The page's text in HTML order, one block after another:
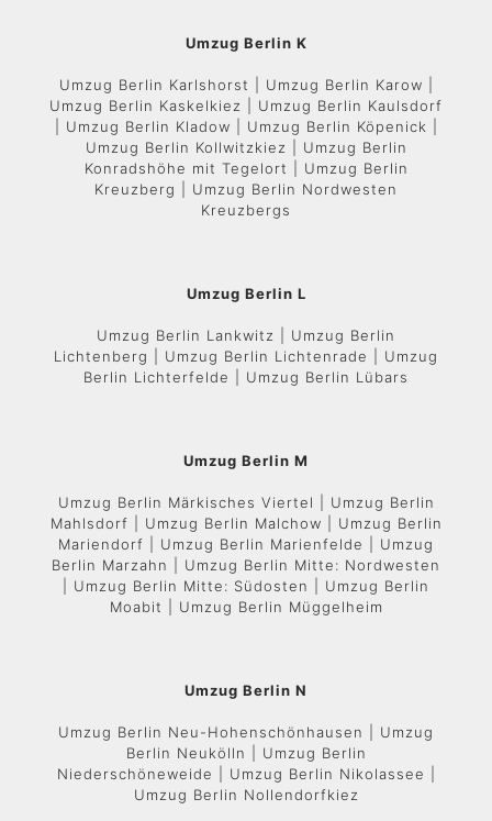
Umzug Berlin K
Umzug Berlin Karlshorst | Umzug Berlin Karow |
Umzug Berlin Kaskelkiez | Umzug Berlin Kaulsdorf
| Umzug Berlin Kladow | Umzug Berlin Köpenick |
Umzug Berlin Kollwitzkiez | Umzug Berlin
Konradshöhe mit Tegelort | Umzug Berlin
Kreuzberg | Umzug Berlin Nordwesten
Kreuzbergs
Umzug Berlin L
Umzug Berlin Lankwitz | Umzug Berlin
Lichtenberg | Umzug Berlin Lichtenrade | Umzug
Berlin Lichterfelde | Umzug Berlin Lübars
Umzug Berlin M
Umzug Berlin Märkisches Viertel | Umzug Berlin
Mahlsdorf | Umzug Berlin Malchow | Umzug Berlin
Mariendorf | Umzug Berlin Marienfelde | Umzug
Berlin Marzahn | Umzug Berlin Mitte: Nordwesten
| Umzug Berlin Mitte: Südosten | Umzug Berlin
Moabit | Umzug Berlin Müggelheim
Umzug Berlin N
Umzug Berlin Neu-Hohenschönhausen | Umzug
Berlin Neukölln | Umzug Berlin
Niederschöneweide | Umzug Berlin Nikolassee |
Umzug Berlin Nollendorfkiez